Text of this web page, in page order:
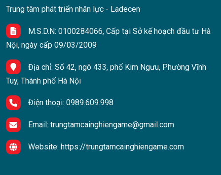
Trung tâm phát triển nhân lực - Ladecen
M.S.D.N: 0100284066, Cấp tại Sở kế hoạch đầu tư Hà
Nội, ngày cấp 09/03/2009
Địa chỉ: Số 42, ngõ 433, phố Kim Ngưu, Phường Vĩnh
Tuy, Thành phố Hà Nội
Điện thoại: 0989.609.998
Email: trungtamcainghiengame@gmail.com
Website: https://trungtamcainghiengame.com